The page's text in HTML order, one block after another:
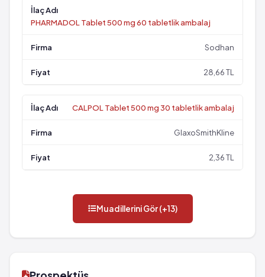
PHARMADOL Tablet 500 mg 60 tabletlik ambalaj
Sodhan
28,66 TL
CALPOL Tablet 500 mg 30 tabletlik ambalaj
GlaxoSmithKline
2,36 TL
Muadillerini Gör (+13)